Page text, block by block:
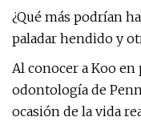
¿Qué más podrían
paladar hendido y
Al conocer a Koo
odontología de
ocasión de la vida